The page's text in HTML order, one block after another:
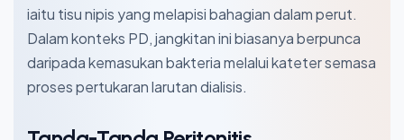
iaitu tisu nipis yang melapisi bahagian dalam perut.
Dalam konteks PD, jangkitan ini biasanya berpunca
daripada kemasukan bakteria melalui kateter semasa
proses pertukaran larutan dialisis.